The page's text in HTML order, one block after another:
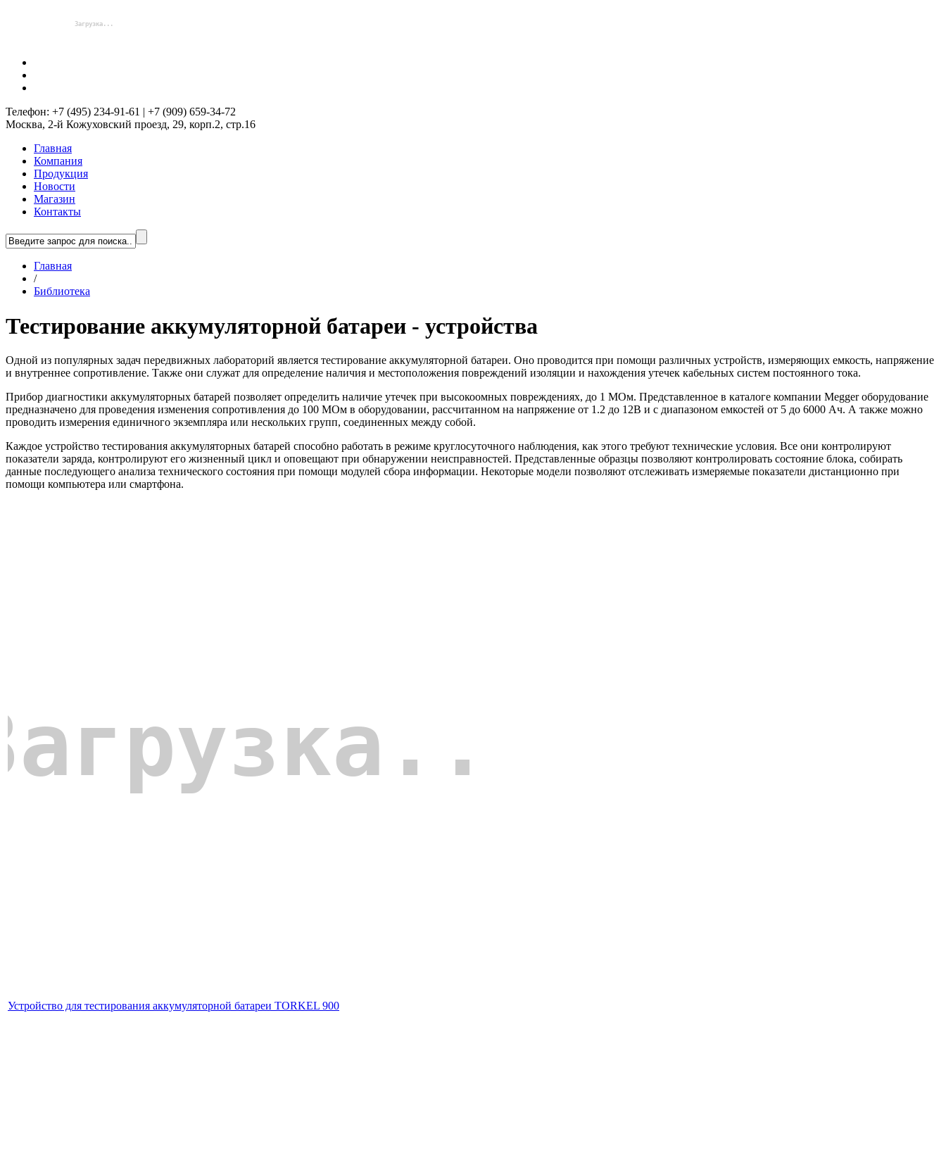
Телефон: +7 (495) 234-91-61 | +7 (909) 659-34-72
Москва, 2-й Кожуховский проезд, 29, корп.2, стр.16
Главная
Компания
Продукция
Новости
Магазин
Контакты
Главная
/
Библиотека
Тестирование аккумуляторной батареи - устройства
Одной из популярных задач передвижных лабораторий является тестирование аккумуляторной батареи. Оно проводится при помощи различных устройств, измеряющих емкость, напряжение
и внутреннее сопротивление. Также они служат для определение наличия и местоположения повреждений изоляции и нахождения утечек кабельных систем постоянного тока.
Прибор диагностики аккумуляторных батарей позволяет определить наличие утечек при высокоомных повреждениях, до 1 МОм. Представленное в каталоге компании Megger оборудование
предназначено для проведения изменения сопротивления до 100 МОм в оборудовании, рассчитанном на напряжение от 1.2 до 12В и с диапазоном емкостей от 5 до 6000 Ач. А также можно
проводить измерения единичного экземпляра или нескольких групп, соединенных между собой.
Каждое устройство тестирования аккумуляторных батарей способно работать в режиме круглосуточного наблюдения, как этого требуют технические условия. Все они контролируют
показатели заряда, контролируют его жизненный цикл и оповещают при обнаружении неисправностей. Представленные образцы позволяют контролировать состояние блока, собирать
данные последующего анализа технического состояния при помощи модулей сбора информации. Некоторые модели позволяют отслеживать измеряемые показатели дистанционно при
помощи компьютера или смартфона.
Устройство для тестирования аккумуляторной батареи TORKEL 900